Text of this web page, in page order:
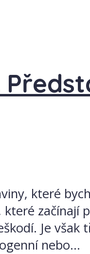
které
začínají
Je však
nebo...